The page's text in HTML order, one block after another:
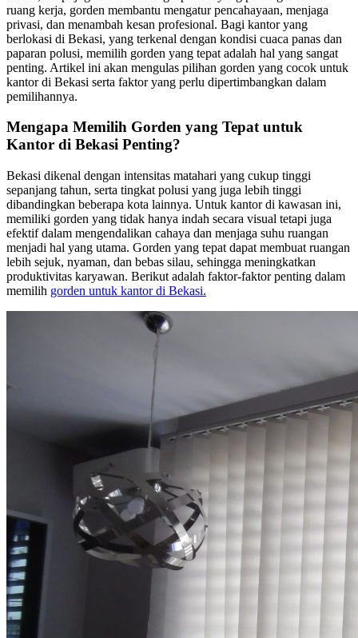
ruang kerja, gorden membantu mengatur pencahayaan, menjaga
privasi, dan menambah kesan profesional. Bagi kantor yang
berlokasi di Bekasi, yang terkenal dengan kondisi cuaca panas dan
paparan polusi, memilih gorden yang tepat adalah hal yang sangat
penting. Artikel ini akan mengulas pilihan gorden yang cocok untuk
kantor di Bekasi serta faktor yang perlu dipertimbangkan dalam
pemilihannya.
Mengapa Memilih Gorden yang Tepat untuk
Kantor di Bekasi Penting?
Bekasi dikenal dengan intensitas matahari yang cukup tinggi
sepanjang tahun, serta tingkat polusi yang juga lebih tinggi
dibandingkan beberapa kota lainnya. Untuk kantor di kawasan ini,
memiliki gorden yang tidak hanya indah secara visual tetapi juga
efektif dalam mengendalikan cahaya dan menjaga suhu ruangan
menjadi hal yang utama. Gorden yang tepat dapat membuat ruangan
lebih sejuk, nyaman, dan bebas silau, sehingga meningkatkan
produktivitas karyawan. Berikut adalah faktor-faktor penting dalam
memilih gorden untuk kantor di Bekasi.